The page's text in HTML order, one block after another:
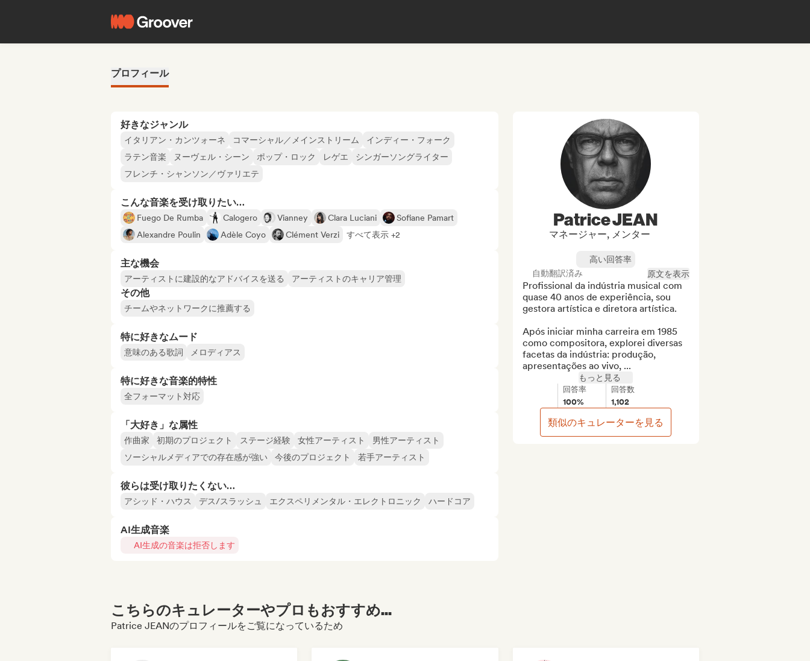
プロフィール
好きなジャンル
イタリアン・カンツォーネ コマーシャル／メインストリーム
インディー・フォーク
ラテン音楽
ヌーヴェル・シーン ポップ・ロック レゲエ
シンガーソングライター
フレンチ・シャンソン／ヴァリエテ
こんな音楽を受け取りたい…
Fuego De Rumba Calogero Vianney Clara Luciani
Sofiane Pamart
Alexandre Poulin
Adèle Coyo Clément Verzi すべて表示 +2
主な機会
アーティストに建設的なアドバイスを送る アーティストのキャリア管理
その他
チームやネットワークに推薦する
特に好きなムード
意味のある歌詞 メロディアス
特に好きな音楽的特性
全フォーマット対応
「大好き」な属性
作曲家 初期のプロジェクト ステージ経験 女性アーティスト
男性アーティスト
ソーシャルメディアでの存在感が強い
今後のプロジェクト 若手アーティスト
彼らは受け取りたくない…
アシッド・ハウス デス/スラッシュ エクスペリメンタル・エレクトロニック ハードコア
AI生成音楽
AI生成の音楽は拒否します
Patrice JEAN
マネージャー, メンター
高い回答率
自動翻訳済み
原文を表示
Profissional da indústria musical com
quase 40 anos de experiência, sou
gestora artística e diretora artística.
Após iniciar minha carreira em 1985
como compositora, explorei diversas
facetas da indústria: produção,
apresentações ao vivo, ...
もっと見る
回答率
100%
回答数
1,102
類似のキュレーターを見る
こちらのキュレーターやプロもおすすめ...
Patrice JEANのプロフィールをご覧になっているため